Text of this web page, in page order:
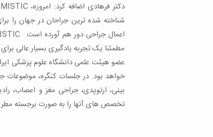
شناخته شده ترین جراحان در جهان را
مطمئنا یک تجربه یادگیری بسیار عالی
عضو هیئت علمی دانشگاه علوم پزشکی
خواهد بود. در جلسات کنگره، موضوعات
بینی، ارتوپدی، جراحی مغز و اعصاب،
تخصص های آنها را به صورت برجسته